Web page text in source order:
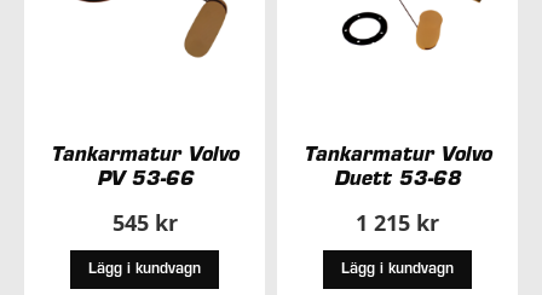
Tankarmatur Volvo
PV 53-66
545 kr
Lägg i kundvagn
Tankarmatur Volvo
Duett 53-68
1 215 kr
Lägg i kundvagn